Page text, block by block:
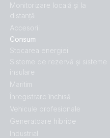
Monitorizare locală și la
distanță
Accesorii
Consum
Stocarea energiei
Sisteme de rezervă și sisteme
insulare
Maritim
Înregistrare închisă
Vehicule profesionale
Generatoare hibride
Industrial